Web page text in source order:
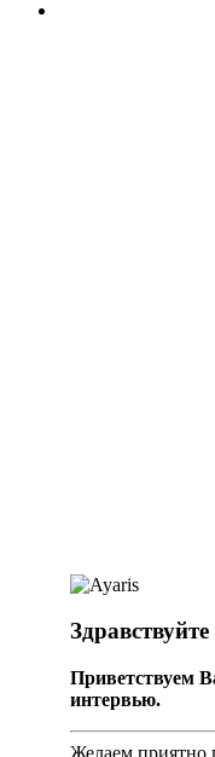
Приветствуем
интервью.
Желаем приятно